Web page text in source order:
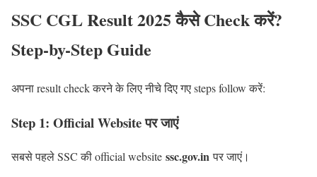
SSC CGL Result 2025 कैसे Check करें?
Step-by-Step Guide
अपना result check करने के लिए नीचे दिए गए steps follow करें:
Step 1: Official Website पर जाएं
सबसे पहले SSC की official website ssc.gov.inपर जाएं।